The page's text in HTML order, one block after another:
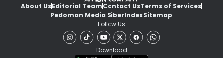
About UsEditorial TeamContact UsTerms of Services
Pedoman Media SiberIndexSitemap
Follow Us
Download